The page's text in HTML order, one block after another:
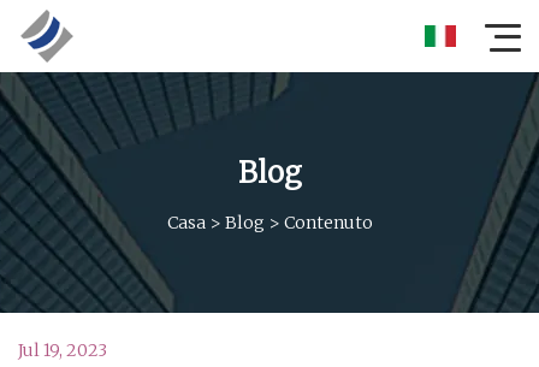
Blog
Casa > Blog > Contenuto
Jul 19, 2023